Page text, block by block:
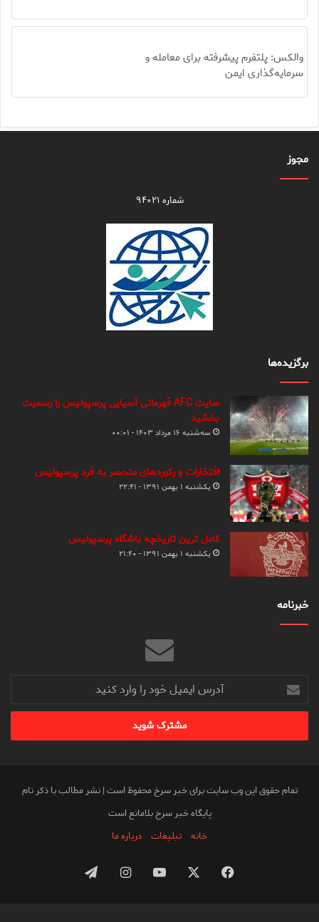
والکس: پلتفرم پیشرفته برای معامله و
سرمایه‌گذاری ایمن
مجوز
شماره ۹۴۰۲۱
برگزیده‌ها
سایت AFC قهرمانی آسیایی پرسپولیس را رسمیت
بخشید
سه‌شنبه ۱۶ مرداد ۱۴۰۳ - ۰۰:۰۱
افتخارات و رکوردهای منحصر به فرد پرسپولیس
یکشنبه ۱ بهمن ۱۳۹۱ - ۲۲:۴۱
کامل ترین تاریخچه باشگاه پرسپولیس
یکشنبه ۱ بهمن ۱۳۹۱ - ۲۱:۴۰
خبرنامه
آدرس
ایمیل
خود
وارد
تمام حقوق این وب سایت برای خبر سرخ محفوظ است | نشر مطالب با ذکر نام
پایگاه خبر سرخ بلامانع است
خانه
تبلیغات درباره ما
فیس
یوتیوباینستاگرامتلگرام